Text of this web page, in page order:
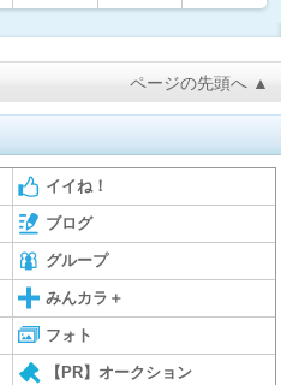
ページの先頭へ ▲
イイね！
ブログ
グループ
みんカラ＋
フォト
【PR】オークション